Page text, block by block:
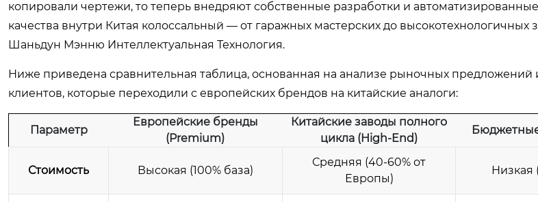
копировали чертежи, то теперь внедряют собственные разработки и
качества внутри Китая колоссальный — от гаражных мастерских до
Шаньдун Мэнню Интеллектуальная Технология.
Ниже приведена сравнительная таблица, основанная на анализе рыночных
клиентов, которые переходили с европейских брендов на китайские аналоги:
Параметр
Европейские бренды
(Premium)
Китайские заводы полного
цикла (High-End)
Стоимость Высокая (100% база)
Средняя (40-60% от
Европы)
Низкая